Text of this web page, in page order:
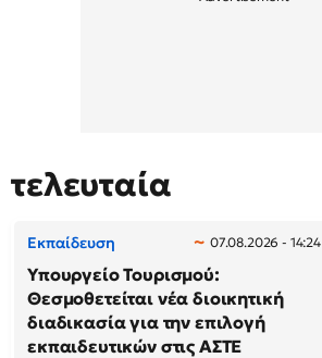
τελευταία
Εκπαίδευση 07.08.2026 - 14:24
Υπουργείο Τουρισμού:
Θεσμοθετείται νέα διοικητική
διαδικασία για την επιλογή
εκπαιδευτικών στις ΑΣΤΕ